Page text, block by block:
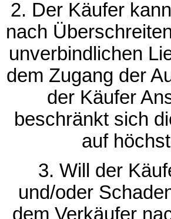
2. Der Käufer
nach
unverbindlichen
dem Zugang der
der Käufer
beschränkt sich
auf
3. Will der
und/oder
dem Verkäufer